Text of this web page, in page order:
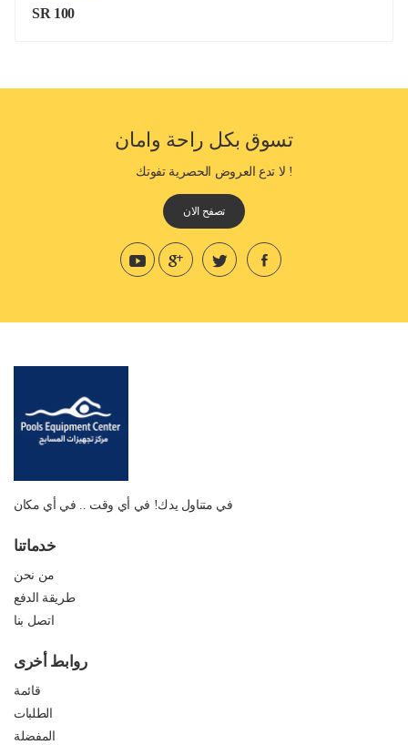
SR 100
تسوق بكل راحة وامان
! لا تدع العروض الحصرية تفوتك
تصفح الان
في متناول يدك! في أي وقت .. في أي مكان
خدماتنا
من نحن
طريقة الدفع
اتصل بنا
روابط أخرى
قائمة
الطلبات
المفضلة